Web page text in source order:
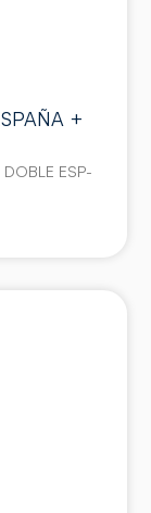
+
ESP-